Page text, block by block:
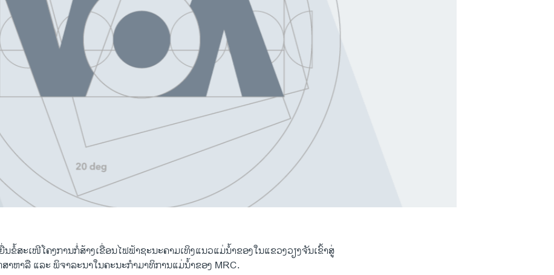
ນຂໍ້ສະເໜີໂຄງການກໍ່ສ້າງເຂື່ອນໄຟຟ້າຊະນະຄາມເທິງແນວແມ່ນໍ້າຂອງໃນແຂວງວຽງຈັນເຂົ້າສູ່
າຫາລື ແລະ ພິຈາລະນາໃນຄະນະກຳມາທິການແມ່ນໍ້າຂອງ MRC.